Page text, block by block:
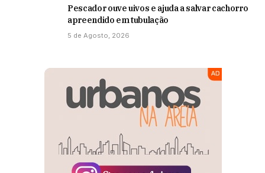
Pescador ouve uivos e ajuda a salvar cachorro
apreendido em tubulação
5 de Agosto, 2026